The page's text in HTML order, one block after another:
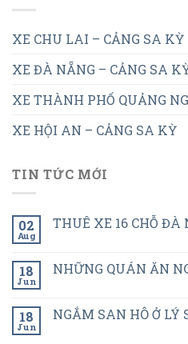
XE CHU LAI – CẢNG SA KỲ
XE ĐÀ NẴNG – CẢNG SA
XE THÀNH PHỐ QUẢNG
XE HỘI AN – CẢNG SA KỲ
TIN TỨC MỚI
02
Aug
THUÊ XE 16 CHỖ ĐÀ
18
Jun
NHỮNG QUÁN ĂN
18
Jun
NGẮM SAN HÔ Ở LÝ